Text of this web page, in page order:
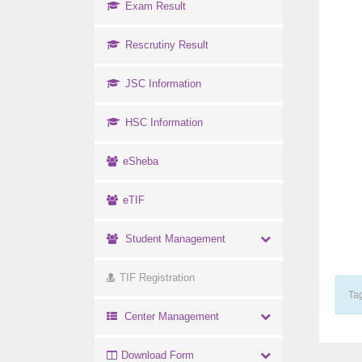
Exam Result
Rescrutiny Result
JSC Information
HSC Information
eSheba
eTIF
Student Management
TIF Registration
Center Management
Download Form